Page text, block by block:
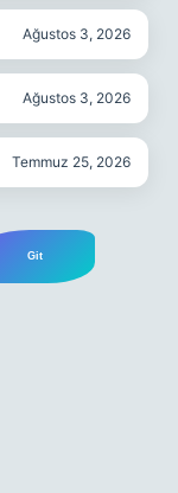
Ağustos 3, 2026
Ağustos 3, 2026
Temmuz 25, 2026